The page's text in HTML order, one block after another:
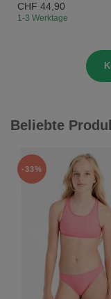
CHF 44,90
1-3 Werktage
Beliebte
-33%